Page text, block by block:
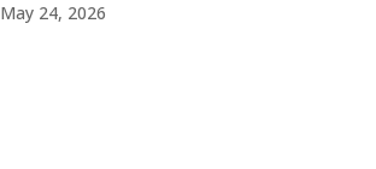
May 24, 2026